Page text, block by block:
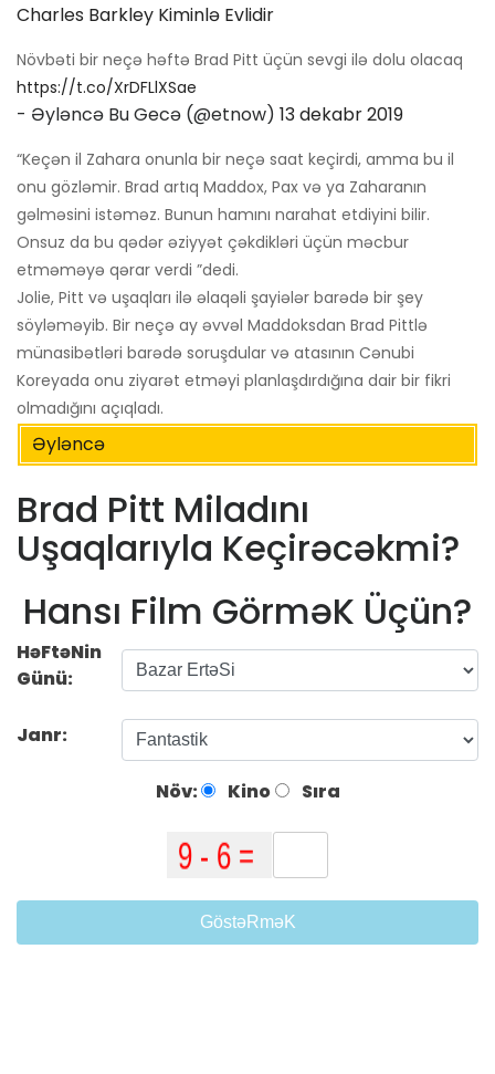
Charles Barkley Kiminlə Evlidir
Növbəti bir neçə həftə Brad Pitt üçün sevgi ilə dolu olacaq
https://t.co/XrDFLlXSae
- Əyləncə Bu Gecə (@etnow) 13 dekabr 2019
“Keçən il Zahara onunla bir neçə saat keçirdi, amma bu il
onu gözləmir. Brad artıq Maddox, Pax və ya Zaharanın
gəlməsini istəməz. Bunun hamını narahat etdiyini bilir.
Onsuz da bu qədər əziyyət çəkdikləri üçün məcbur
etməməyə qərar verdi ”dedi.
Jolie, Pitt və uşaqları ilə əlaqəli şayiələr barədə bir şey
söyləməyib. Bir neçə ay əvvəl Maddoksdan Brad Pittlə
münasibətləri barədə soruşdular və atasının Cənubi
Koreyada onu ziyarət etməyi planlaşdırdığına dair bir fikri
olmadığını açıqladı.
Əyləncə
Brad Pitt Miladını
Uşaqlarıyla Keçirəcəkmi?
Hansı Film GörməK Üçün?
HəFtəNin
Günü:
Janr:
Növ: Kino Sıra
GöstəRməK